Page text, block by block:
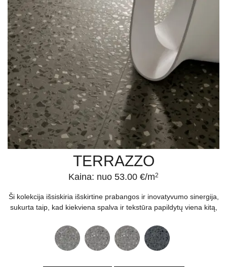
TERRAZZO
Kaina: nuo 53.00 €/m2
Ši kolekcija išsiskiria išskirtine prabangos ir inovatyvumo sinergija,
sukurta taip, kad kiekviena spalva ir tekstūra papildytų viena kitą,